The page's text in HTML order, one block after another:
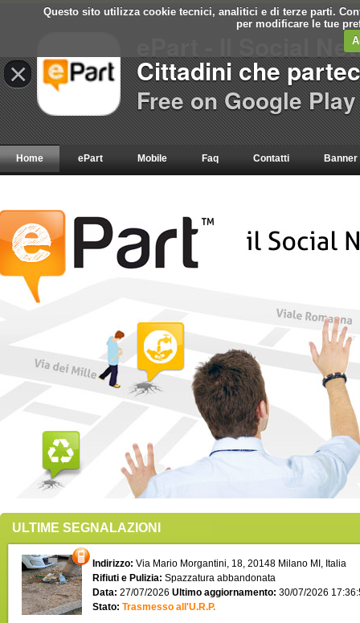
Questo sito utilizza cookie tecnici, analitici e di terze parti.
per modificare le tue
Home ePart Mobile Faq Contatti Banner
ULTIME SEGNALAZIONI
Indirizzo: Via Mario Morgantini, 18, 20148 Milano MI, Italia
Rifiuti e Pulizia: Spazzatura abbandonata
Data: 27/07/2026 Ultimo aggiornamento: 30/07/2026
Stato: Trasmesso all'U.R.P.
×
ePart - Il Social
Cittadini che
Free on Google Play